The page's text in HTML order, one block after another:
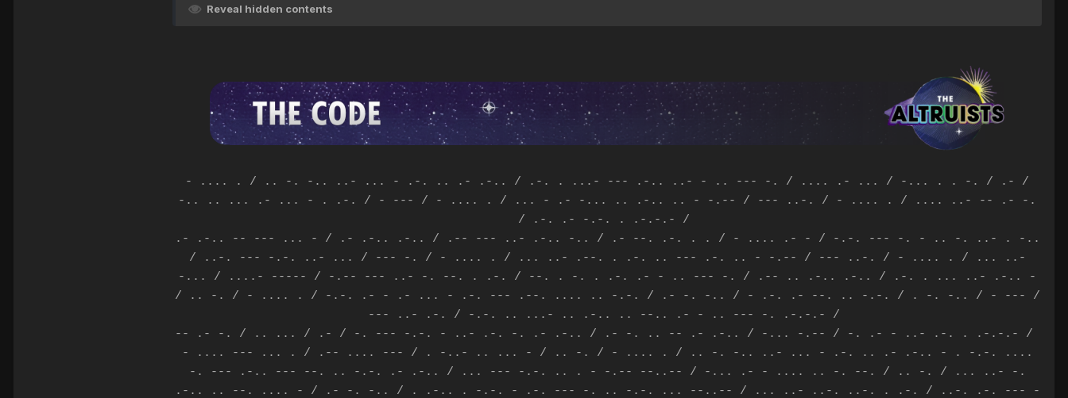
Reveal hidden contents
- .... . / .. -. -.. ..- ... - .-. .. .- .-.. / .-. . ...- --- .-.. ..- - .. --- -. / .... .- ... / -... . . -. / .- /
-.. .. ... .- ... - . .-. / - --- / - .... . / ... - .- -... .. .-.. .. - -.-- / --- ..-. / - .... . / .... ..- -- .- -.
/ .-. .- -.-. . .-.-.- /
.- .-.. -- --- ... - / .- .-.. .-.. / .-- --- ..- .-.. -.. / .- --. .-. . . / - .... .- - / -.-. --- -. - .. -. ..- . -..
/ ..-. --- -.-. ..- ... / --- -. / - .... . / ... ..- .--. . .-. .. --- .-. .. - -.-- / --- ..-. / - .... . / ... ..-
-... / ....- ----- / -.-- --- ..- -. --. . .-. / --. . -. . .-. .- - .. --- -. / .-- .. .-.. .-.. / .-. . ... ..- .-.. -
/ .. -. / - .... . / -.-. .- - .- ... - .-. --- .--. .... .. -.-. / .- -. -.. / - .-. .- --. .. -.-. / . -. -.. / - --- /
--- ..- .-. / -.-. .. ...- .. .-.. .. --.. .- - .. --- -. .-.-.- /
-- .- -. / .. ... / .- / -. --- -.-. - ..- .-. -. .- .-.. / .- -. .. -- .- .-.. / -... -.-- / -. .- - ..- .-. . .-.-.- /
- .... --- ... . / .-- .... --- / . -..- .. ... - / .. -. / - .... . / .. -. -.. ..- ... - .-. .. .- .-.. - . -.-. ....
-. --- .-.. --- --. .. -.-. .- .-.. / ... --- -.-. .. . - -.-- --..-- / -... .- - .... .. -. --. / .. -. / ... ..- -.
.-.. .. --. .... - / .- -. -.. / . .-.. . -.-. - .-. --- -. .. -.-. ... --..-- / ... ..- ..-. ..-. . .-. / ..-. .-. --- -